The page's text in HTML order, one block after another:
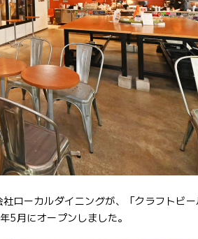
ローカルダイニングが、「クラフトビ
5月にオープンしました。